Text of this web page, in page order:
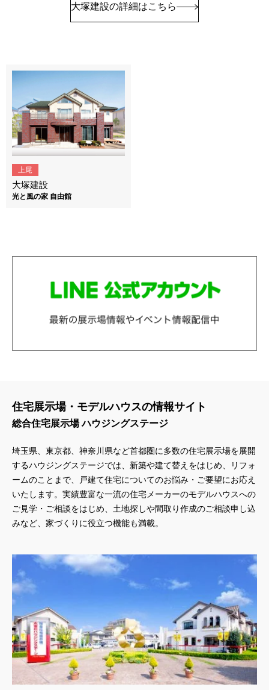
大塚建設の詳細はこちら
大塚建設
上尾
光と風の家 自由館
住宅展示場・モデルハウスの情報サイト
総合住宅展示場 ハウジングステージ
埼玉県、東京都、神奈川県など首都圏に多数の住宅展示場を展開
するハウジングステージでは、新築や建て替えをはじめ、リフォ
ームのことまで、戸建て住宅についてのお悩み・ご要望にお応え
いたします。実績豊富な一流の住宅メーカーのモデルハウスへの
ご見学・ご相談をはじめ、土地探しや間取り作成のご相談申し込
みなど、家づくりに役立つ機能も満載。